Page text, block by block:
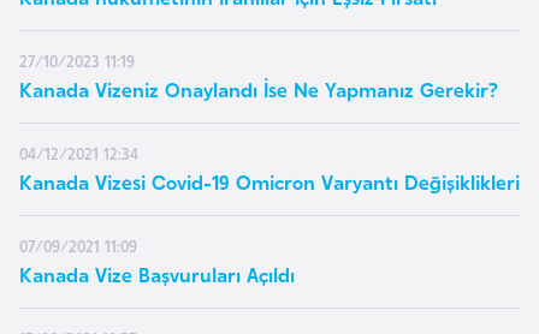
27/10/2023 11:19
Kanada Vizeniz Onaylandı İse Ne Yapmanız Gerekir?
04/12/2021 12:34
Kanada Vizesi Covid-19 Omicron Varyantı Değişiklikleri
07/09/2021 11:09
Kanada Vize Başvuruları Açıldı
a
y
c
a
n
a
h